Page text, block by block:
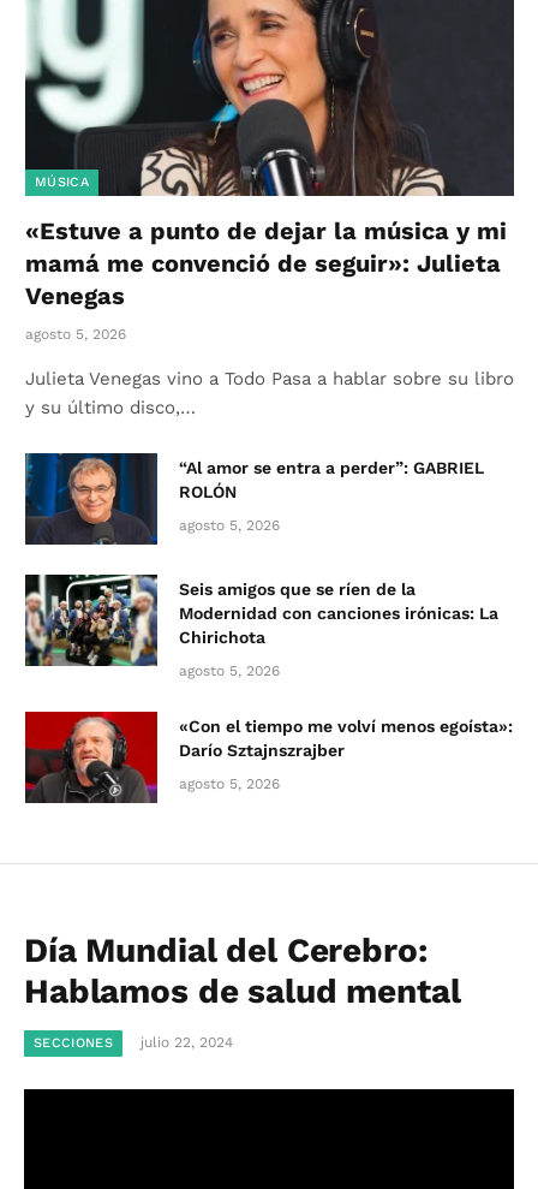
MÚSICA
«Estuve a punto de dejar la música y mi
mamá me convenció de seguir»: Julieta
Venegas
agosto 5, 2026
Julieta Venegas vino a Todo Pasa a hablar sobre su libro
y su último disco,…
“Al amor se entra a perder”: GABRIEL
ROLÓN
agosto 5, 2026
Seis amigos que se ríen de la
Modernidad con canciones irónicas: La
Chirichota
agosto 5, 2026
«Con el tiempo me volví menos egoísta»:
Darío Sztajnszrajber
agosto 5, 2026
Día Mundial del Cerebro:
Hablamos de salud mental
SECCIONES julio 22, 2024